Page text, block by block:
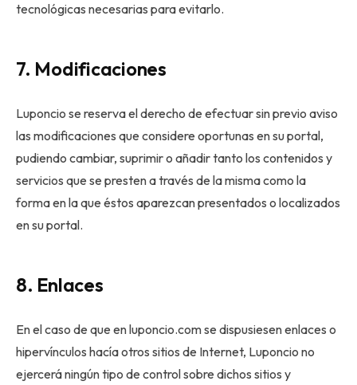
tecnológicas necesarias para evitarlo.
7. Modificaciones
Luponcio se reserva el derecho de efectuar sin previo aviso
las modificaciones que considere oportunas en su portal,
pudiendo cambiar, suprimir o añadir tanto los contenidos y
servicios que se presten a través de la misma como la
forma en la que éstos aparezcan presentados o localizados
en su portal.
8. Enlaces
En el caso de que en luponcio.com se dispusiesen enlaces o
hipervínculos hacía otros sitios de Internet, Luponcio no
ejercerá ningún tipo de control sobre dichos sitios y